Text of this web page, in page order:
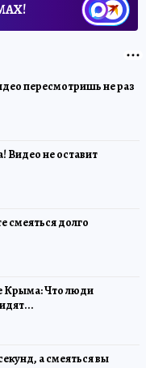
пересмотришь не раз
Видео не оставит
смеяться долго
Крыма: Что люди
а смеяться вы